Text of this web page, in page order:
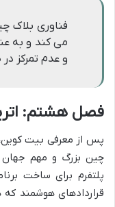
فناوری بلاک
می کند و به
و عدم تمرکز
فصل هشتم:
پس از معرفی بیت
چین بزرگ و مهم جهان
قراردادهای هوشمند